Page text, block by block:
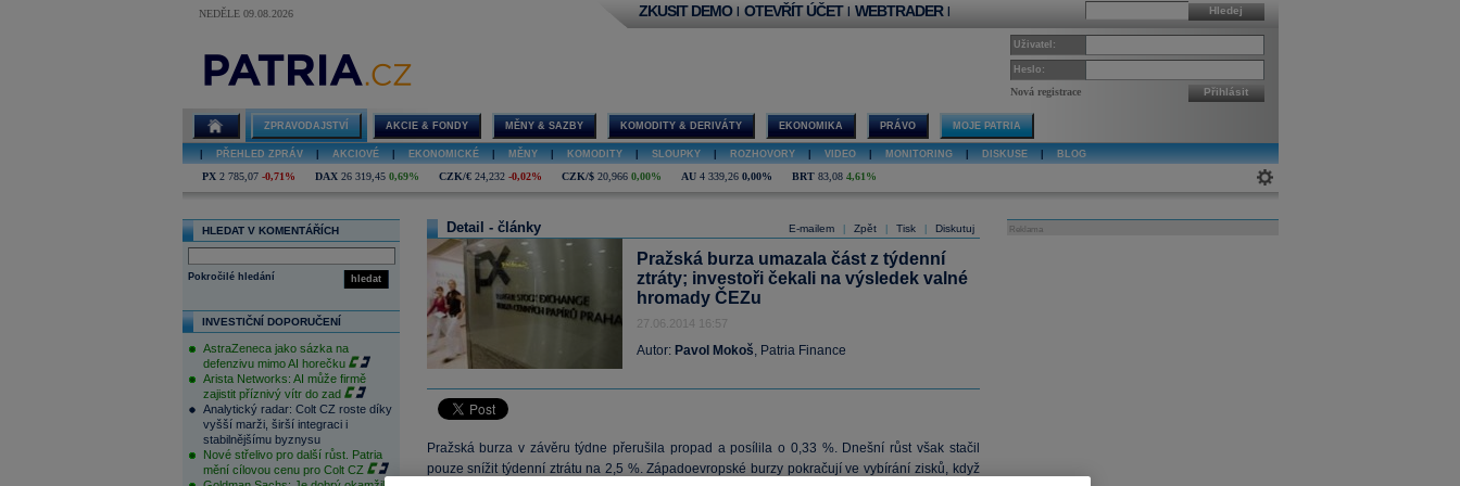
NEDĚLE 09.08.2026 Hledej
ZKUSIT DEMO | OTEVŘÍT ÚČET | WEBTRADER |
Uživatel:
Heslo:
Nová registrace Přihlásit
ZPRAVODAJSTVÍ AKCIE & FONDY MĚNY & SAZBY KOMODITY & DERIVÁTY EKONOMIKA PRÁVO MOJE PATRIA
PŘEHLED ZPRÁV AKCIOVÉ EKONOMICKÉ MĚNY KOMODITY SLOUPKY ROZHOVORY VIDEO MONITORING DISKUSE BLOG
PX 2 785,07 -0,71% DAX 26 319,45 0,69% CZK/€ 24,232 -0,02% CZK/$ 20,966 0,00% AU 4 339,26 0,00% BRT 83,08 4,61%
HLEDAT V KOMENTÁŘÍCH
hledat
Pokročilé hledání
INVESTIČNÍ DOPORUČENÍ
AstraZeneca jako sázka na
defenzivu mimo AI horečku
Arista Networks: AI může firmě
zajistit příznivý vítr do zad
Analytický radar: Colt CZ roste díky
vyšší marži, širší integraci i
stabilnějšímu byznysu
Nové střelivo pro další růst. Patria
mění cílovou cenu pro Colt CZ
E-mailem Zpět Tisk Diskutuj
Detail - články
Pražská burza umazala část z týdenní
ztráty; investoři čekali na výsledek valné
hromady ČEZu
27.06.2014 16:57
Autor: Pavol Mokoš, Patria Finance
Pražská burza v závěru týdne přerušila propad a posílila o 0,33 %. Dnešní růst však stačil
pouze snížit týdenní ztrátu na 2,5 %. Západoevropské burzy pokračují ve vybírání zisků, když
Reklama